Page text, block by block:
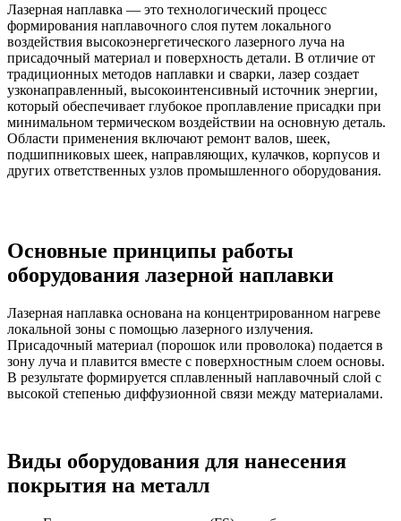
Лазерная наплавка — это технологический процесс
формирования наплавочного слоя путем локального
воздействия высокоэнергетического лазерного луча на
присадочный материал и поверхность детали. В отличие от
традиционных методов наплавки и сварки, лазер создает
узконаправленный, высокоинтенсивный источник энергии,
который обеспечивает глубокое проплавление присадки при
минимальном термическом воздействии на основную деталь.
Области применения включают ремонт валов, шеек,
подшипниковых шеек, направляющих, кулачков, корпусов и
других ответственных узлов промышленного оборудования.
Основные принципы работы
оборудования лазерной наплавки
Лазерная наплавка основана на концентрированном нагреве
локальной зоны с помощью лазерного излучения.
Присадочный материал (порошок или проволока) подается в
зону луча и плавится вместе с поверхностным слоем основы.
В результате формируется сплавленный наплавочный слой с
высокой степенью диффузионной связи между материалами.
Виды оборудования для нанесения
покрытия на металл